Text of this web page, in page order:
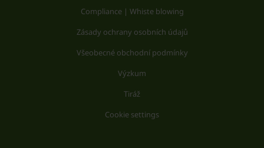
Compliance | Whiste blowing
Zásady ochrany osobních údajů
Všeobecné obchodní podmínky
Výzkum
Tiráž
Cookie settings